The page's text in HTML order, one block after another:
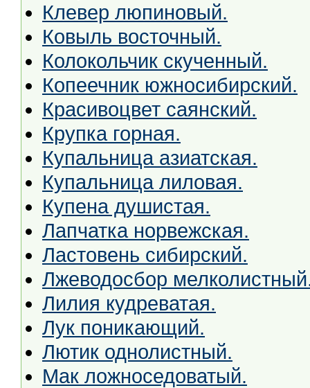
Клевер люпиновый.
Ковыль восточный.
Колокольчик скученный.
Копеечник южносибирский.
Красивоцвет саянский.
Крупка горная.
Купальница азиатская.
Купальница лиловая.
Купена душистая.
Лапчатка норвежская.
Ластовень сибирский.
Лжеводосбор
Лилия кудреватая.
Лук поникающий.
Лютик однолистный.
Мак ложноседоватый.